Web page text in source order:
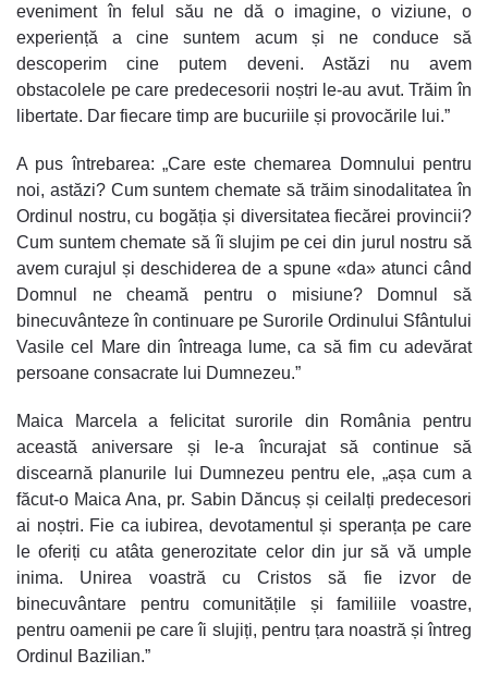
eveniment în felul său ne dă o imagine, o viziune, o
experiență a cine suntem acum și ne conduce să
descoperim cine putem deveni. Astăzi nu avem
obstacolele pe care predecesorii noștri le-au avut. Trăim în
libertate. Dar fiecare timp are bucuriile și provocările lui.”
A pus întrebarea: „Care este chemarea Domnului pentru
noi, astăzi? Cum suntem chemate să trăim sinodalitatea în
Ordinul nostru, cu bogăția și diversitatea fiecărei provincii?
Cum suntem chemate să îi slujim pe cei din jurul nostru să
avem curajul și deschiderea de a spune «da» atunci când
Domnul ne cheamă pentru o misiune? Domnul să
binecuvânteze în continuare pe Surorile Ordinului Sfântului
Vasile cel Mare din întreaga lume, ca să fim cu adevărat
persoane consacrate lui Dumnezeu.”
Maica Marcela a felicitat surorile din România pentru
această aniversare și le-a încurajat să continue să
discearnă planurile lui Dumnezeu pentru ele, „așa cum a
făcut-o Maica Ana, pr. Sabin Dăncuș și ceilalți predecesori
ai noștri. Fie ca iubirea, devotamentul și speranța pe care
le oferiți cu atâta generozitate celor din jur să vă umple
inima. Unirea voastră cu Cristos să fie izvor de
binecuvântare pentru comunitățile și familiile voastre,
pentru oamenii pe care îi slujiți, pentru țara noastră și întreg
Ordinul Bazilian.”